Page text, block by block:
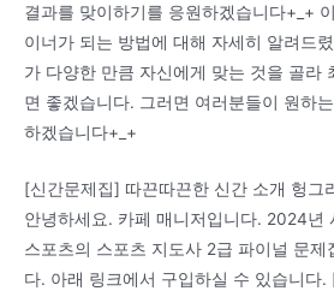
결과를 맞이하기를 응원하겠습니다+_+
이너가 되는 방법에 대해 자세히 알려드
가 다양한 만큼 자신에게 맞는 것을 골라
면 좋겠습니다. 그러면 여러분들이 원하
하겠습니다+_+
[신간문제집] 따끈따끈한 신간 소개 헝그
안녕하세요. 카페 매니저입니다. 2024년
스포츠의 스포츠 지도사 2급 파이널 문제
다. 아래 링크에서 구입하실 수 있습니